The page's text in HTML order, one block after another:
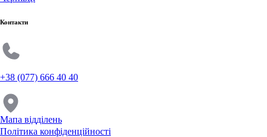
Контакти
+38 (077) 666 40 40
Мапа відділень
Політика конфіденційності